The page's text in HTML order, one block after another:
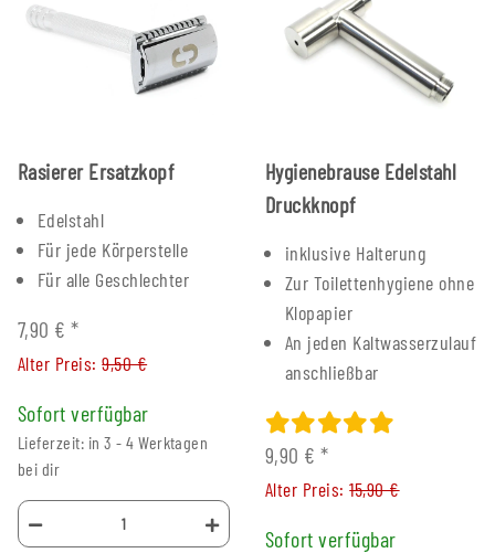
Rasierer Ersatzkopf
Edelstahl
Für jede Körperstelle
Für alle Geschlechter
7,90 €*
Alter Preis:9,50 €
Sofort verfügbar
Lieferzeit: in 3 - 4 Werktagen
bei dir
Hygienebrause Edelstahl
Druckknopf
inklusive Halterung
Zur Toilettenhygiene ohne
Klopapier
An jeden Kaltwasserzulauf
anschließbar
9,90 €*
Alter Preis:15,90 €
Sofort verfügbar